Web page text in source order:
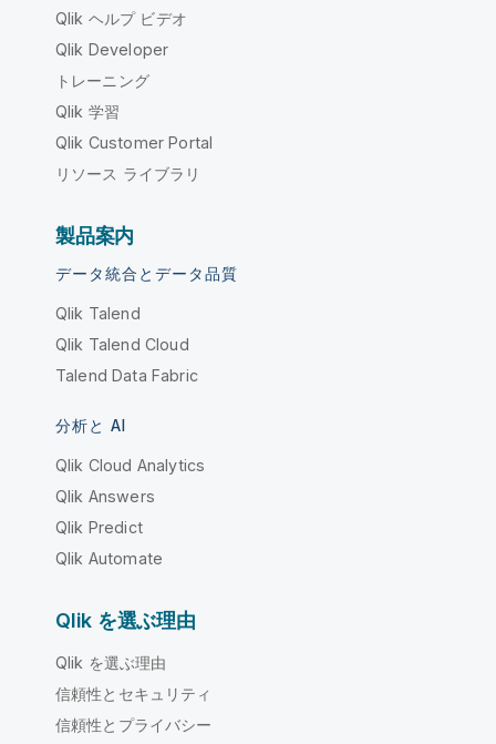
Qlik ヘルプ ビデオ
Qlik Developer
トレーニング
Qlik 学習
Qlik Customer Portal
リソース ライブラリ
製品案内
データ統合とデータ品質
Qlik Talend
Qlik Talend Cloud
Talend Data Fabric
分析と AI
Qlik Cloud Analytics
Qlik Answers
Qlik Predict
Qlik Automate
Qlik を選ぶ理由
Qlik を選ぶ理由
信頼性とセキュリティ
信頼性とプライバシー